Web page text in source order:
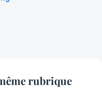
rubrique